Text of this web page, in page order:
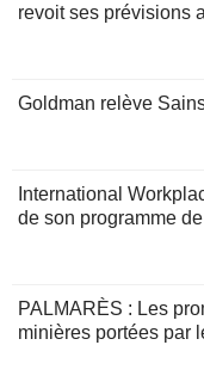
revoit ses prévisions
Goldman relève
International
de son programme
PALMARÈS : Les
minières portées par